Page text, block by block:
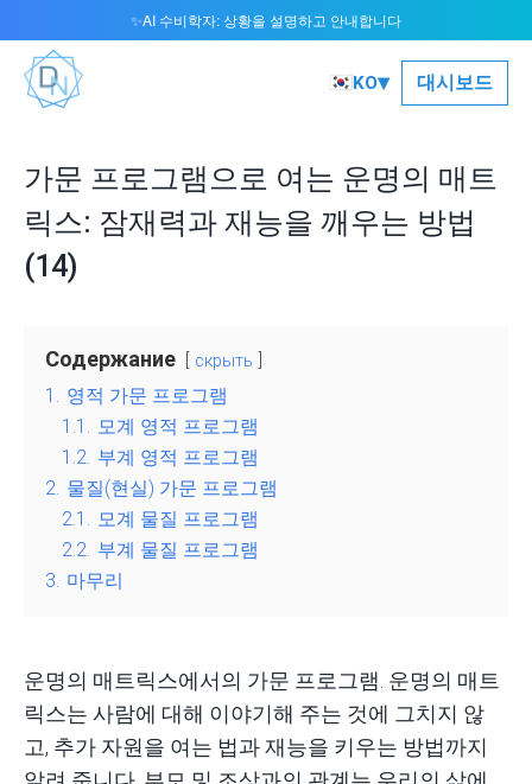
🇰🇷KO▾ 대시보드
가문 프로그램으로 여는 운명의 매트
릭스: 잠재력과 재능을 깨우는 방법
(14)
Содержание скрыть
1. 영적 가문 프로그램
1.1. 모계 영적 프로그램
1.2. 부계 영적 프로그램
2. 물질(현실) 가문 프로그램
2.1. 모계 물질 프로그램
2.2. 부계 물질 프로그램
3. 마무리
운명의 매트릭스에서의 가문 프로그램. 운명의 매트
릭스는 사람에 대해 이야기해 주는 것에 그치지 않
고, 추가 자원을 여는 법과 재능을 키우는 방법까지
✨AI 수비학자: 상황을 설명하고 안내합니다